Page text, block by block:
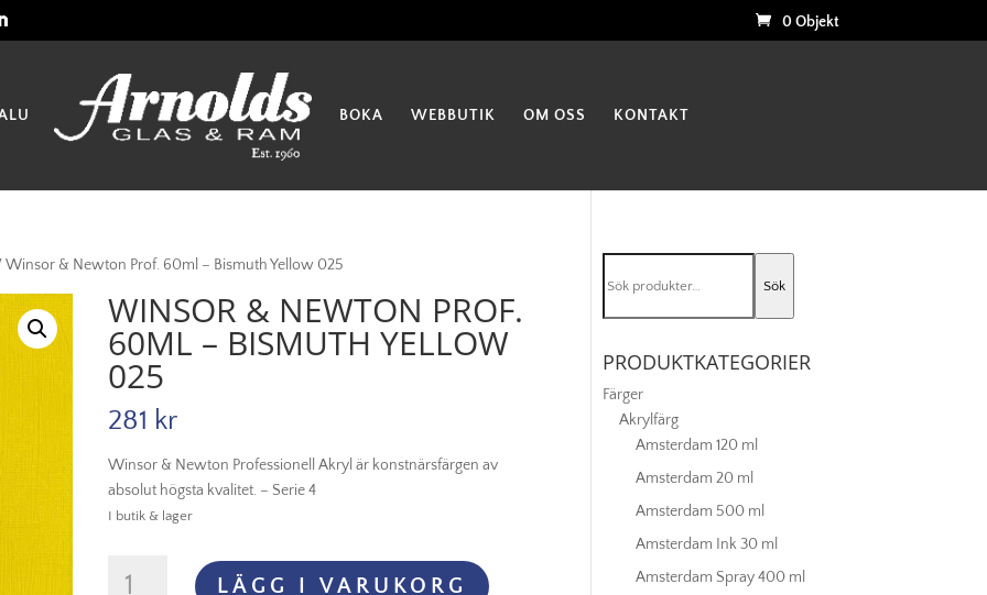
0 Objekt
BOKA WEBBUTIK OM OSS KONTAKT
Winsor & Newton Prof. 60ml – Bismuth Yellow 025
WINSOR & NEWTON PROF.
60ML – BISMUTH YELLOW
025
281 kr
Winsor & Newton Professionell Akryl är konstnärsfärgen av
absolut högsta kvalitet. – Serie 4
I butik & lager
LÄGG I VARUKORG
efter:
Sök
PRODUKTKATEGORIER
Färger
Akrylfärg
Amsterdam 120 ml
Amsterdam 20 ml
Amsterdam 500 ml
Amsterdam Ink 30 ml
Amsterdam Spray 400 ml